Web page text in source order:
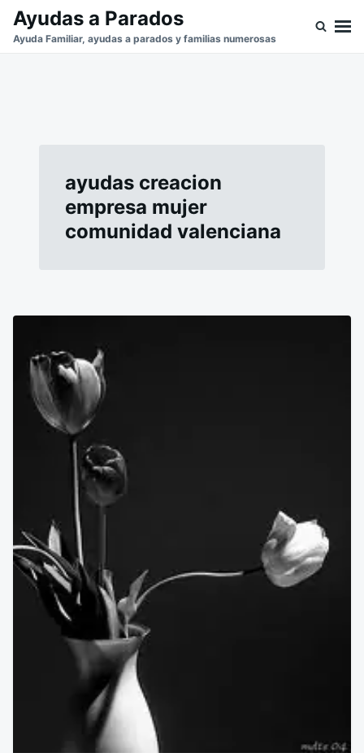
SaltarBuscar:
Ayudas a Parados
Ayuda Familiar, ayudas a parados y familias numerosas
ayudas creacion
empresa mujer
comunidad valenciana